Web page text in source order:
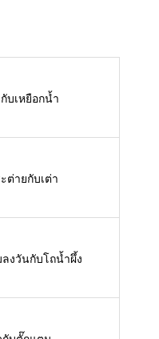
บเหยือกน้ำ
ต่ายกับเต่า
งวันกับโถน้ำผึ้ง